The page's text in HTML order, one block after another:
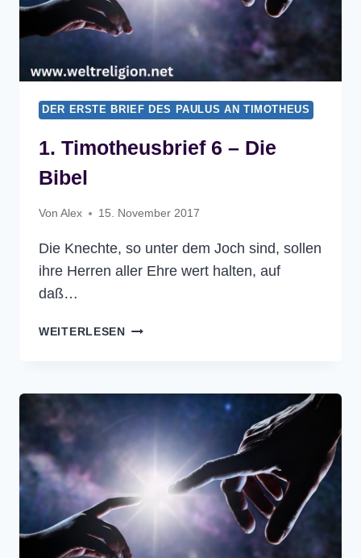
DER ERSTE BRIEF DES PAULUS AN TIMOTHEUS
1. Timotheusbrief 6 – Die
Bibel
Von Alex 15. November 2017
Die Knechte, so unter dem Joch sind, sollen
ihre Herren aller Ehre wert halten, auf
daß…
WEITERLESEN 1.
BIBEL